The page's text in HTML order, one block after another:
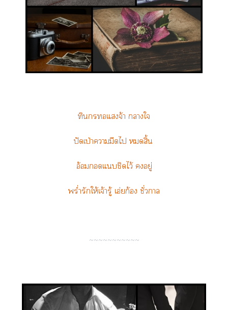
ทินกรแจ้า าใ
ปัดเป่าามืดไ สิ้น
อ้อมแชิดไว้ อยู่
พร่ำรักให้เจ้ารู้ เอ่ยก้อง ชั่วา
~~~~~~~~~~~